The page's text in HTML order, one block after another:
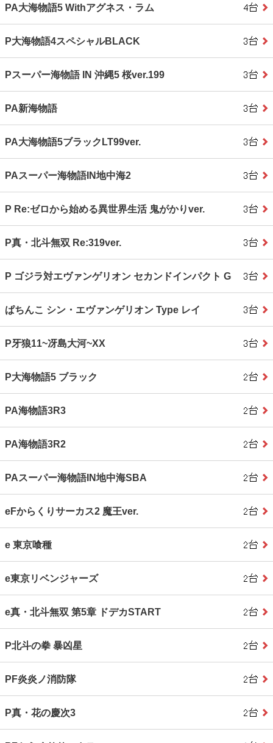
PA大海物語5 Withアグネス・ラム
P大海物語4スペシャルBLACK
Pスーパー海物語 IN 沖縄5 桜ver.199
PA新海物語
PA大海物語5ブラックLT99ver.
PAスーパー海物語IN地中海2
P Re:ゼロから始める異世界生活 鬼がかりver.
P真・北斗無双 Re:319ver.
P ゴジラ対エヴァンゲリオン セカンドインパクト G
ぱちんこ シン・エヴァンゲリオン Type レイ
P牙狼11~冴島大河~XX
P大海物語5 ブラック
PA海物語3R3
PA海物語3R2
PAスーパー海物語IN地中海SBA
eFからくりサーカス2 魔王ver.
e 東京喰種
e東京リベンジャーズ
e真・北斗無双 第5章 ドデカSTART
P北斗の拳 暴凶星
PF炎炎ノ消防隊
P真・花の慶次3